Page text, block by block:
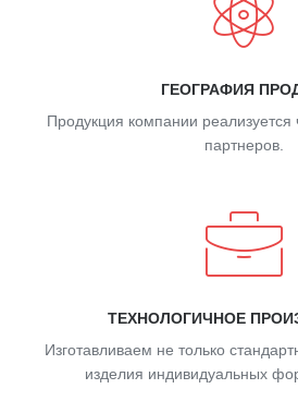
ГЕОГРАФИЯ
Продукция компании реализуется
партнеров.
ТЕХНОЛОГИЧНОЕ
Изготавливаем не только
изделия индивидуальных